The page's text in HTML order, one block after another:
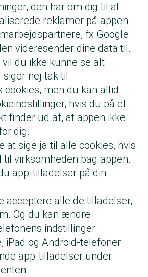
den har om dig til at
reklamer på appen
fx Google
videresender dine data til.
vil du ikke kunne se alt
nej tak til
cookies, men du kan altid
hvis du på et
finder ud af, at appen ikke
dig.
at sige ja til alle cookies, hvis
virksomheden bag appen.
app-tilladelser på din
acceptere alle de tilladelser,
Og du kan ændre
indstillinger.
iPad og Android-telefoner
app-tilladelser under